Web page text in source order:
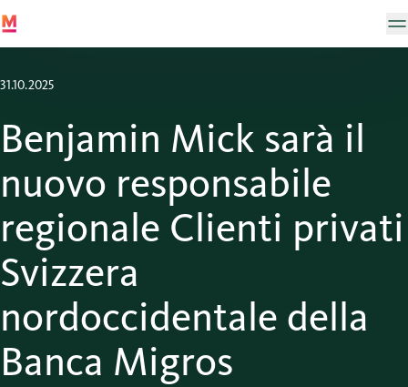
31.10.2025
Benjamin Mick sarà il
nuovo responsabile
regionale Clienti privati
Svizzera
nordoccidentale della
Banca Migros